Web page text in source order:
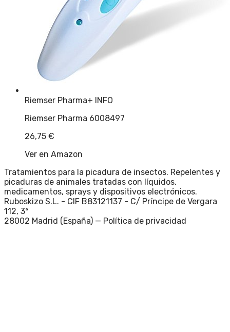
Riemser Pharma+ INFO
Riemser Pharma 6008497
26,75 €
Ver en Amazon
Tratamientos para la picadura de insectos. Repelentes y
picaduras de animales tratadas con líquidos,
medicamentos, sprays y dispositivos electrónicos.
Ruboskizo S.L. - CIF B83121137 - C/ Príncipe de Vergara
112, 3ª
28002 Madrid (España) — Política de privacidad